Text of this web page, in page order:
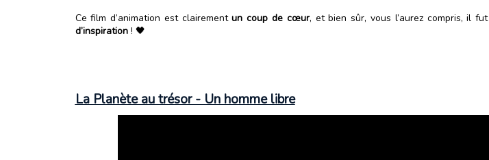
Ce film d’animation est clairementun coup de cœur, et bien sûr, vous l’aurez compris, il fut
d’inspiration! 🖤
La Planète au trésor - Un homme libre